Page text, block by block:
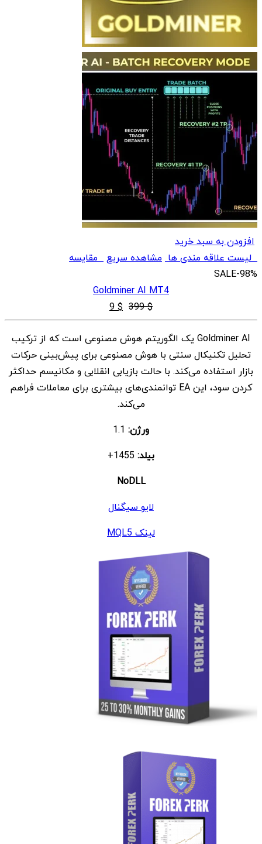
افزودن به سبد خرید
لیست علاقه مندی ها مشاهده سریعمقایسه
SALE-98%
Goldminer AI MT4
$
399
قیمت
اصلی
$ 399
بود.
$
9 قیمت
فعلی
$ 9
است.
Goldminer AI یک الگوریتم هوش مصنوعی است که از ترکیب
تحلیل تکنیکال سنتی با هوش مصنوعی برای پیش‌بینی حرکات
بازار استفاده می‌کند. با حالت بازیابی انقلابی و مکانیسم حداکثر
کردن سود، این EA توانمندی‌های بیشتری برای معاملات فراهم
می‌کند.
ورژن:
بیلد:
NoDLL
لایو سیگنال
لینک MQL5